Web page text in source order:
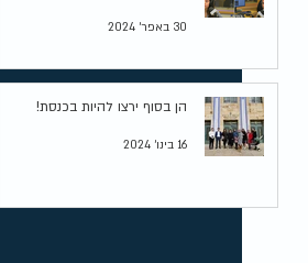
30 באפר׳ 2024
הן בסוף ירצו להיות בכנסת!
16 בינו׳ 2024